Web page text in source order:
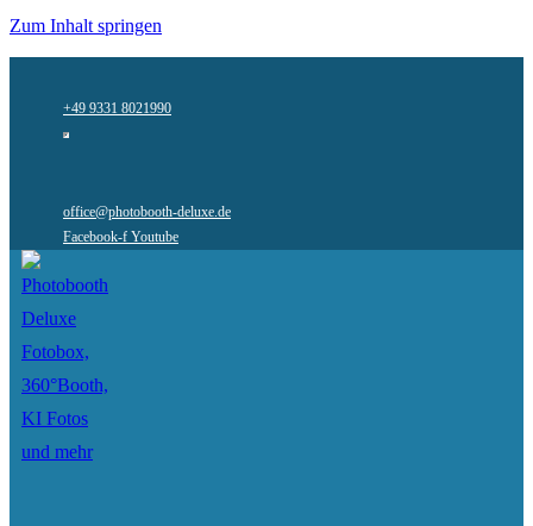
Zum Inhalt springen
+49 9331 8021990
office@photobooth-deluxe.de
Facebook-f Youtube